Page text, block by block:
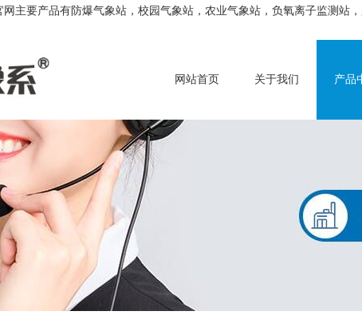
主要产品有防爆气象站，校园气象站，农业气象站，负氧离子监测站，
网站首页 关于我们 产品